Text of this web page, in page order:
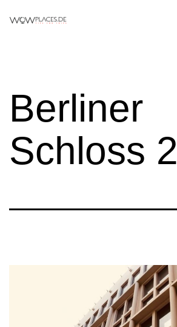
Reiseblog
Berliner
Schloss 2